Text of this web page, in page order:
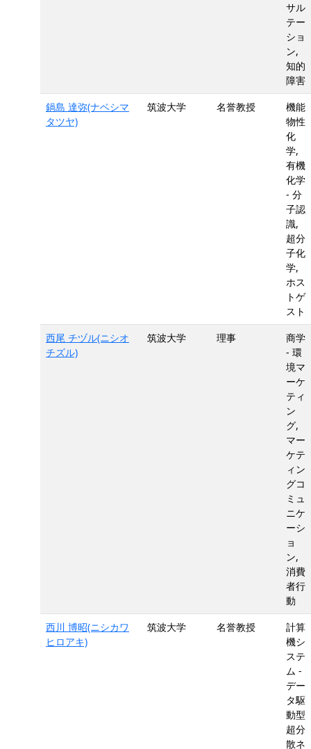
サル
テー
ショ
ン,
知的
障害
鍋島 達弥(ナベシマ
タツヤ)
筑波大学 名誉教授
機能
物性
化
学,
有機
化学
- 分
子認
識,
超分
子化
学,
ホス
トゲ
スト
西尾 チヅル(ニシオ
チズル)
筑波大学 理事
商学
- 環
境マ
ーケ
ティ
ン
グ,
マー
ケテ
ィン
グコ
ミュ
ニケ
ーシ
ョ
ン,
消費
者行
動
西川 博昭(ニシカワ
ヒロアキ)
筑波大学 名誉教授
計算
機シ
ステ
ム -
デー
タ駆
動型
超分
散ネ